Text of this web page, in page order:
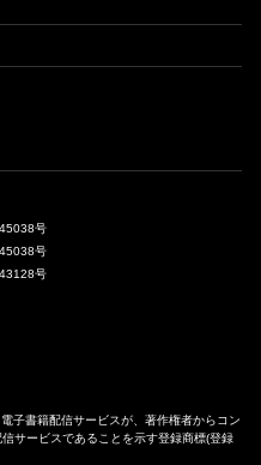
号
号
号
子書籍配信サービスが、著作権者からコン
サービスであることを示す登録商標(登録